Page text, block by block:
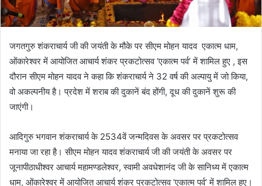
जगतगुरु शंकराचार्य जी की जयंती के मौके पर सीएम मोहन यादव एकात्म धाम,
ओंकारेश्वर में आयोजित आचार्य शंकर प्रकटोत्सव ‘एकात्म पर्व’ में शामिल हुए , इस
दौरान सीएम मोहन यादव ने कहा कि शंकराचार्य ने 32 वर्ष की अल्पायु में जो किया,
वो अकल्पनीय है। प्रदेश में शराब की दुकानें बंद होंगी, दूध की दुकानें शुरू की
जाएंगी।
आदिगुरु भगवान शंकराचार्य के 2534वें जन्मदिवस के अवसर पर प्रकटोत्सव
मनाया जा रहा है। सीएम मोहन यादव शंकराचार्य जी की जयंती के अवसर पर
जूनापीठाधीश्वर आचार्य महामण्डलेश्वर, स्वामी अवधेशानंद जी के सानिध्य में एकात्म
धाम, ओंकारेश्वर में आयोजित आचार्य शंकर प्रकटोत्सव ‘एकात्म पर्व’ में शामिल हुए।